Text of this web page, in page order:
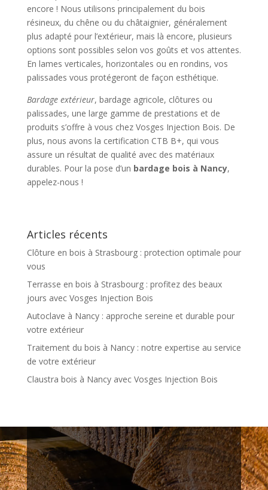
encore ! Nous utilisons principalement du bois
résineux, du chêne ou du châtaignier, généralement
plus adapté pour l’extérieur, mais là encore, plusieurs
options sont possibles selon vos goûts et vos attentes.
En lames verticales, horizontales ou en rondins, vos
palissades vous protégeront de façon esthétique.
Bardage extérieur, bardage agricole, clôtures ou
palissades, une large gamme de prestations et de
produits s’offre à vous chez Vosges Injection Bois. De
plus, nous avons la certification CTB B+, qui vous
assure un résultat de qualité avec des matériaux
durables. Pour la pose d’un bardage bois à Nancy,
appelez-nous !
Articles récents
Clôture en bois à Strasbourg : protection optimale pour
vous
Terrasse en bois à Strasbourg : profitez des beaux
jours avec Vosges Injection Bois
Autoclave à Nancy : approche sereine et durable pour
votre extérieur
Traitement du bois à Nancy : notre expertise au service
de votre extérieur
Claustra bois à Nancy avec Vosges Injection Bois